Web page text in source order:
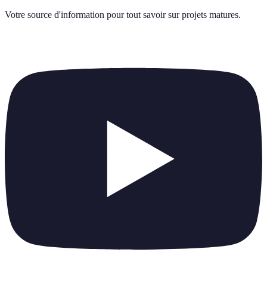
Votre source d'information pour tout savoir sur projets matures.